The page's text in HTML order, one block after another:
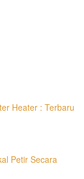
Heater : Terbaru
Petir Secara